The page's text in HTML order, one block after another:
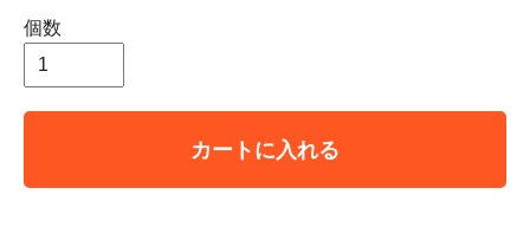
個数
カートに入れる